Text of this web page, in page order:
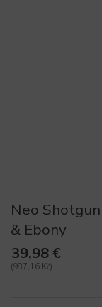
Neo
& Ebony
39,98 €
(987,16 Kč)